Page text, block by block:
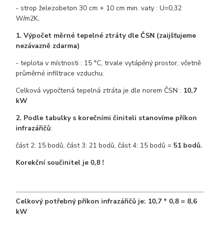
- strop železobeton 30 cm + 10 cm min. vaty : U=0,32
W/m2K,
1. Výpočet měrné tepelné ztráty dle ČSN (zaijšťujeme
nezávazně zdarma)
- teplota v místnosti : 15 °C, trvale vytápěný prostor, včetně
průměrné infiltrace vzduchu.
Celková vypočtená tepelná ztráta je dle norem ČSN : 10,7
kW
2. Podle tabulky s korečními činiteli stanovíme příkon
infrazářičů:
část 2: 15 bodů, část 3: 21 bodů, část 4: 15 bodů = 51 bodů.
Korekční součinitel je 0,8 !
Celkový potřebný příkon infrazářičů je: 10,7 * 0,8 = 8,6
kW